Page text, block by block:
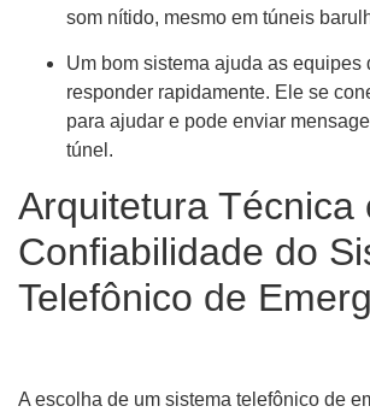
som nítido, mesmo em túneis
Um bom sistema ajuda as equipes
responder rapidamente. Ele se
para ajudar e pode enviar
túnel.
Arquitetura Técnica
Confiabilidade do
Telefônico de
A escolha de um sistema telefônico de